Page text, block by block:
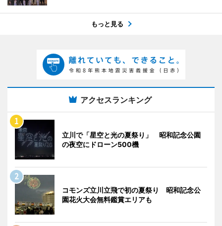
もっと見る
アクセスランキング
立川で「星空と光の夏祭り」 昭和記念公園
の夜空にドローン500機
コモンズ立川立飛で初の夏祭り 昭和記念公
園花火大会無料鑑賞エリアも